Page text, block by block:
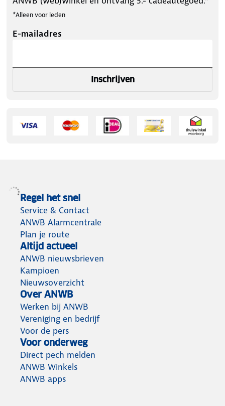
*Alleen voor leden
E-mailadres
Inschrijven
Regel het snel
Service & Contact
ANWB Alarmcentrale
Plan je route
Altijd actueel
ANWB nieuwsbrieven
Kampioen
Nieuwsoverzicht
Over ANWB
Werken bij ANWB
Vereniging en bedrijf
Voor de pers
Voor onderweg
Direct pech melden
ANWB Winkels
ANWB apps